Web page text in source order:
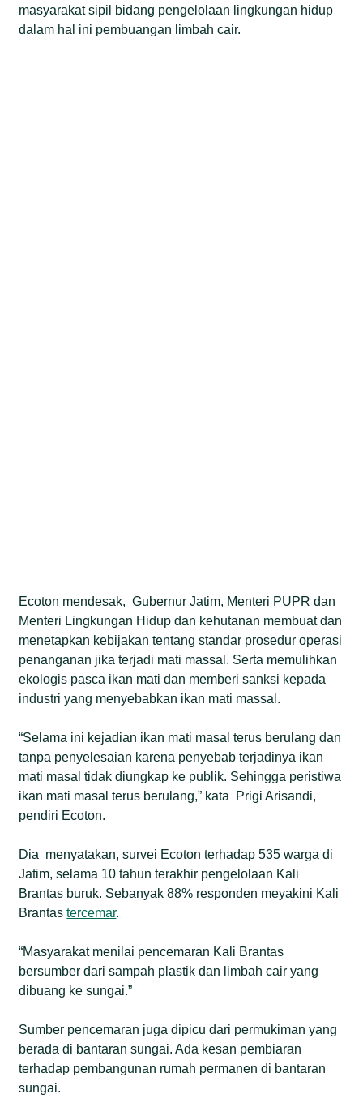
masyarakat sipil bidang pengelolaan lingkungan hidup
dalam hal ini pembuangan limbah cair.
Ecoton mendesak, Gubernur Jatim, Menteri PUPR dan
Menteri Lingkungan Hidup dan kehutanan membuat dan
menetapkan kebijakan tentang standar prosedur operasi
penanganan jika terjadi mati massal. Serta memulihkan
ekologis pasca ikan mati dan memberi sanksi kepada
industri yang menyebabkan ikan mati massal.
“Selama ini kejadian ikan mati masal terus berulang dan
tanpa penyelesaian karena penyebab terjadinya ikan
mati masal tidak diungkap ke publik. Sehingga peristiwa
ikan mati masal terus berulang,” kata Prigi Arisandi,
pendiri Ecoton.
Dia menyatakan, survei Ecoton terhadap 535 warga di
Jatim, selama 10 tahun terakhir pengelolaan Kali
Brantas buruk. Sebanyak 88% responden meyakini Kali
Brantastercemar.
“Masyarakat menilai pencemaran Kali Brantas
bersumber dari sampah plastik dan limbah cair yang
dibuang ke sungai.”
Sumber pencemaran juga dipicu dari permukiman yang
berada di bantaran sungai. Ada kesan pembiaran
terhadap pembangunan rumah permanen di bantaran
sungai.